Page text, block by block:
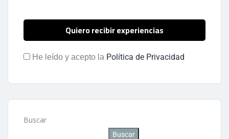
He leído y acepto la Política de Privacidad
Buscar
Buscar